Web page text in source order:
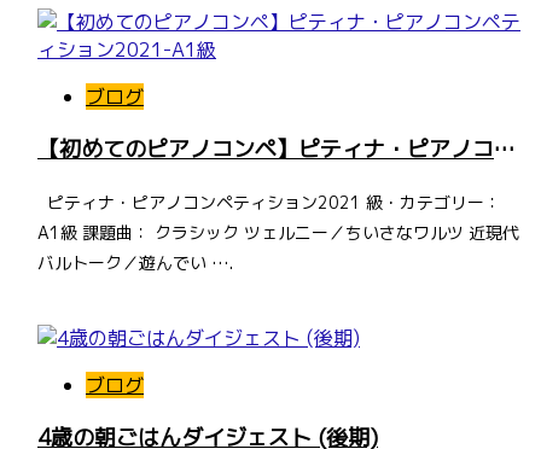
ブログ
【初めてのピアノコンペ】ピティナ・ピアノコンペティション2021-A1級
ピティナ・ピアノコンペティション2021 級・カテゴリー：
A1級 課題曲： クラシック ツェルニー／ちいさなワルツ 近現代
バルトーク／遊んでい ….
ブログ
4歳の朝ごはんダイジェスト (後期)